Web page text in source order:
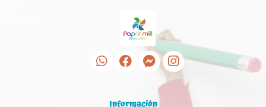
Información